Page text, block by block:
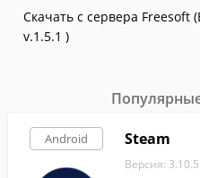
Скачать с сервера Freesoft
v.1.5.1 )
Android Steam
Версия: